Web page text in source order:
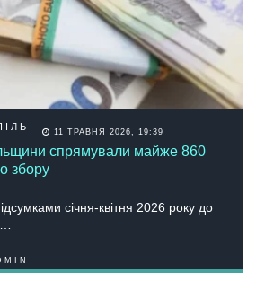
11 ТРАВНЯ 2026, 19:39
спрямували майже 860
збору
січня-квітня 2026 року до